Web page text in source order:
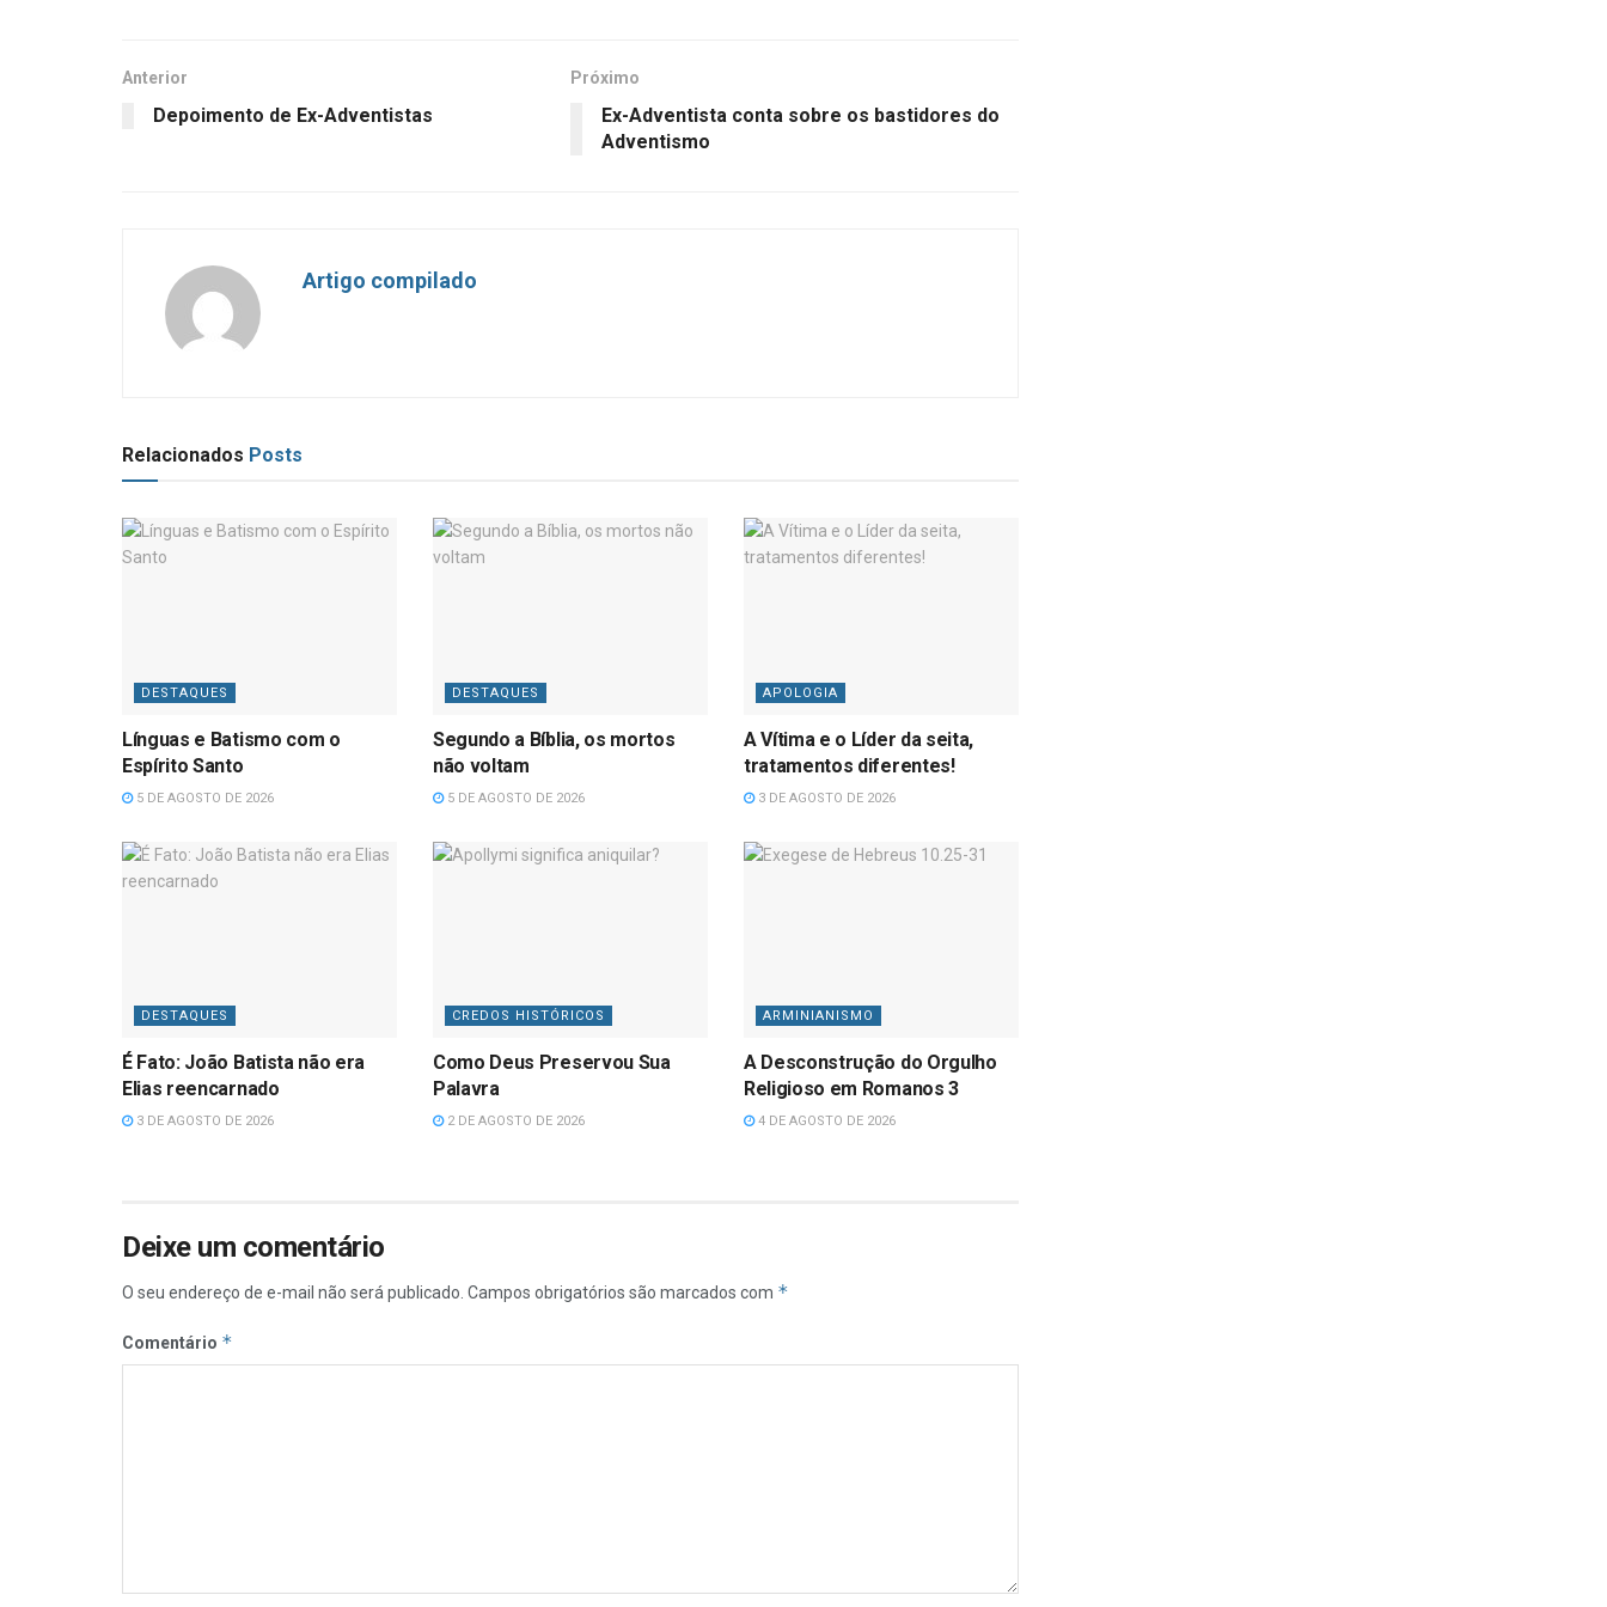
Anterior
Depoimento de Ex-Adventistas
Próximo
Ex-Adventista conta sobre os bastidores do
Adventismo
Artigo compilado
Relacionados Posts
DESTAQUES
Línguas e Batismo com o
Espírito Santo
5 DE AGOSTO DE 2026
DESTAQUES
Segundo a Bíblia, os mortos
não voltam
5 DE AGOSTO DE 2026
APOLOGIA
A Vítima e o Líder da seita,
tratamentos diferentes!
3 DE AGOSTO DE 2026
DESTAQUES
É Fato: João Batista não era
Elias reencarnado
3 DE AGOSTO DE 2026
CREDOS HISTÓRICOS
Como Deus Preservou Sua
Palavra
2 DE AGOSTO DE 2026
ARMINIANISMO
A Desconstrução do Orgulho
Religioso em Romanos 3
4 DE AGOSTO DE 2026
Deixe um comentário
O seu endereço de e-mail não será publicado. Campos obrigatórios são marcados com *
Comentário *